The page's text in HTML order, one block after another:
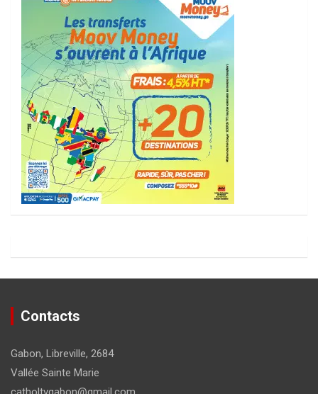
Contacts
Gabon, Libreville, 2684
Vallée Sainte Marie